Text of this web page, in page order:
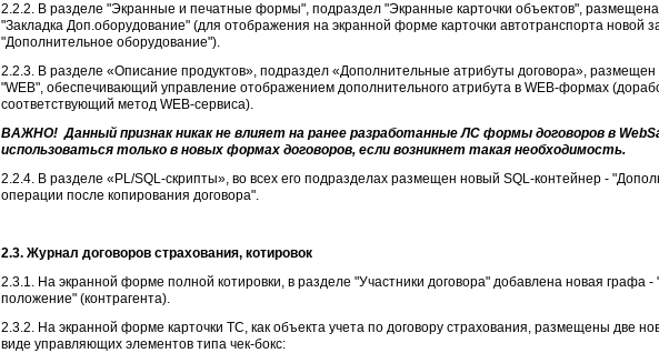
2.2.2. В разделе "Экранные и печатные формы", подраздел "Экранные карточки объектов",
"Закладка Доп.оборудование" (для отображения на экранной форме карточки автотранспорта новой
"Дополнительное оборудование").
2.2.3. В разделе «Описание продуктов», подраздел «Дополнительные атрибуты договора», размещен
"WEB", обеспечивающий управление отображением дополнительного атрибута в WEB-формах
соответствующий метод WEB-сервиса).
ВАЖНО! Данный признак никак не влияет на ранее разработанные ЛС формы договоров в
использоваться только в новых формах договоров, если возникнет такая необходимость.
2.2.4. В разделе «PL/SQL-скрипты», во всех его подразделах размещен новый SQL-контейнер -
операции после копирования договора".
2.3. Журнал договоров страхования, котировок
2.3.1. На экранной форме полной котировки, в разделе "Участники договора" добавлена новая графа
положение" (контрагента).
2.3.2. На экранной форме карточки ТС, как объекта учета по договору страхования, размещены две
виде управляющих элементов типа чек-бокс: